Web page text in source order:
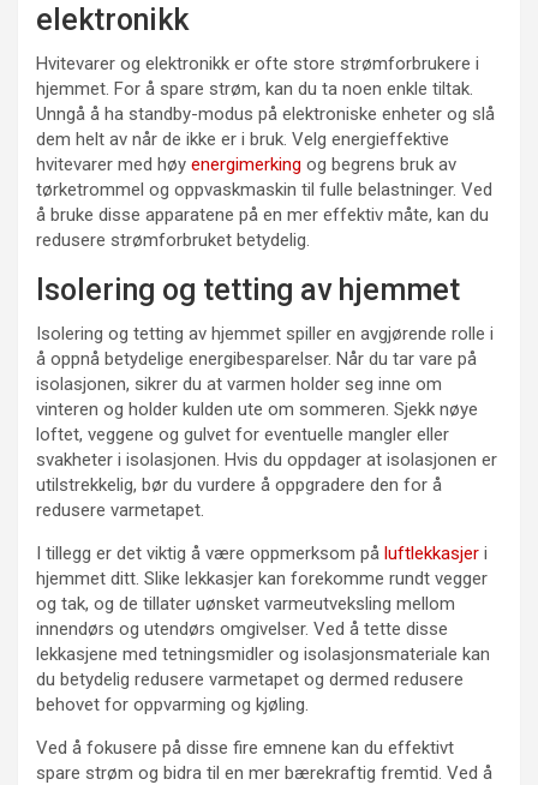
elektronikk
Hvitevarer og elektronikk er ofte store strømforbrukere i
hjemmet. For å spare strøm, kan du ta noen enkle tiltak.
Unngå å ha standby-modus på elektroniske enheter og slå
dem helt av når de ikke er i bruk. Velg energieffektive
hvitevarer med høy energimerking og begrens bruk av
tørketrommel og oppvaskmaskin til fulle belastninger. Ved
å bruke disse apparatene på en mer effektiv måte, kan du
redusere strømforbruket betydelig.
Isolering og tetting av hjemmet
Isolering og tetting av hjemmet spiller en avgjørende rolle i
å oppnå betydelige energibesparelser. Når du tar vare på
isolasjonen, sikrer du at varmen holder seg inne om
vinteren og holder kulden ute om sommeren. Sjekk nøye
loftet, veggene og gulvet for eventuelle mangler eller
svakheter i isolasjonen. Hvis du oppdager at isolasjonen er
utilstrekkelig, bør du vurdere å oppgradere den for å
redusere varmetapet.
I tillegg er det viktig å være oppmerksom på luftlekkasjer i
hjemmet ditt. Slike lekkasjer kan forekomme rundt vegger
og tak, og de tillater uønsket varmeutveksling mellom
innendørs og utendørs omgivelser. Ved å tette disse
lekkasjene med tetningsmidler og isolasjonsmateriale kan
du betydelig redusere varmetapet og dermed redusere
behovet for oppvarming og kjøling.
Ved å fokusere på disse fire emnene kan du effektivt
spare strøm og bidra til en mer bærekraftig fremtid. Ved å